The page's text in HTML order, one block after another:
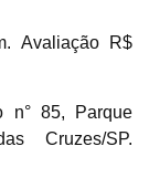
Avaliação R$
n° 85, Parque
Cruzes/SP.